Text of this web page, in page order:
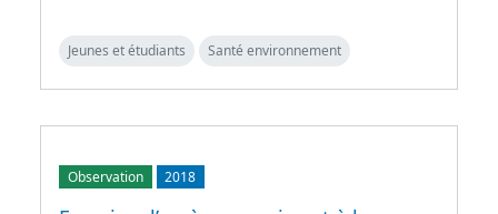
Jeunes et étudiants Santé environnement
Observation 2018